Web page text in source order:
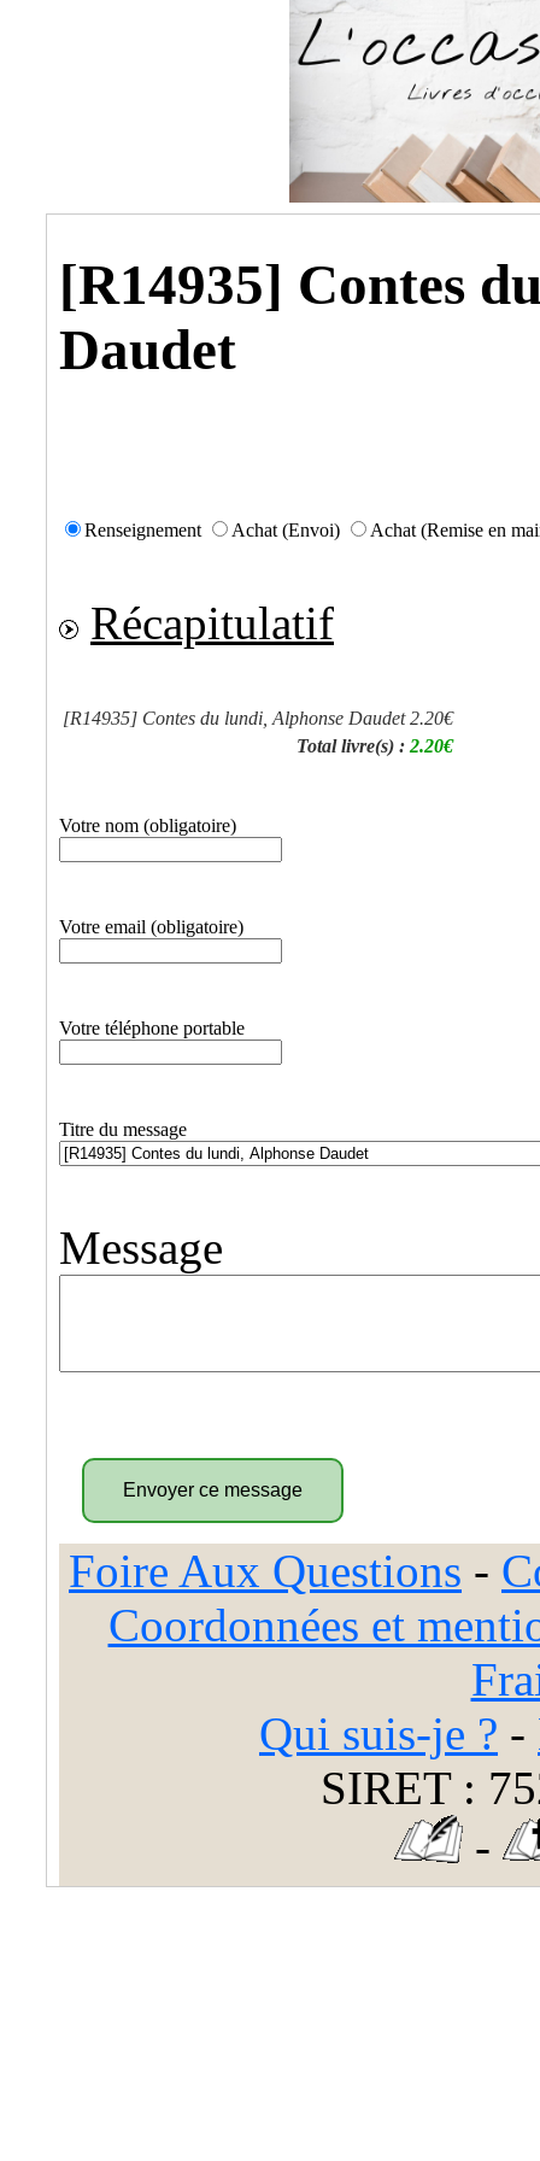
[R14935] Contes
Daudet
Renseignement Achat (Envoi) Achat (Remise en
Récapitulatif
[R14935] Contes du lundi, Alphonse Daudet 2.20€
Total livre(s) : 2.20€
Votre nom (obligatoire)
Votre email (obligatoire)
Votre téléphone portable
Titre du message
Message
Foire Aux Questions -
Coordonnées et
Qui suis-je ? -
SIRET :
-